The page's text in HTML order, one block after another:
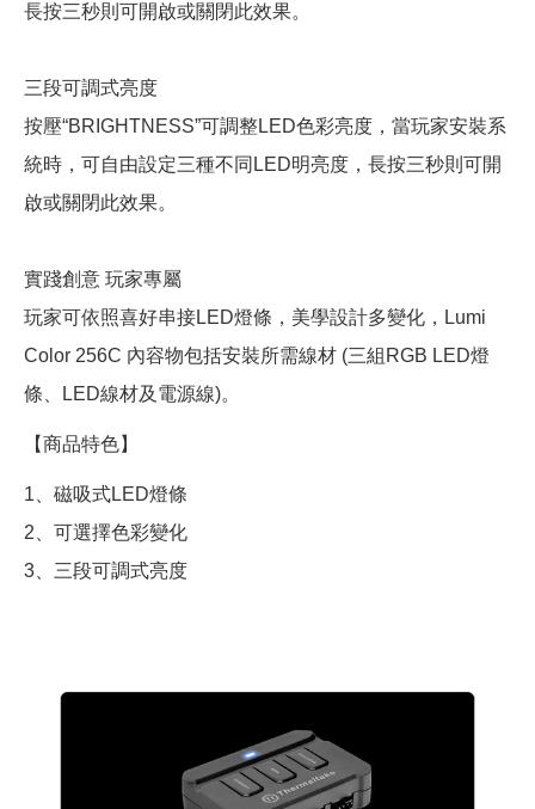
長按三秒則可開啟或關閉此效果。
三段可調式亮度
按壓“BRIGHTNESS”可調整LED色彩亮度，當玩家安裝系
統時，可自由設定三種不同LED明亮度，長按三秒則可開
啟或關閉此效果。
實踐創意 玩家專屬
玩家可依照喜好串接LED燈條，美學設計多變化，Lumi
Color 256C 內容物包括安裝所需線材 (三組RGB LED燈
條、LED線材及電源線)。
【商品特色】
1、磁吸式LED燈條
2、可選擇色彩變化
3、三段可調式亮度